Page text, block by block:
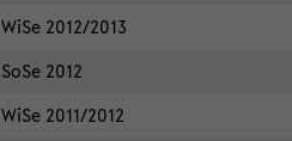
WiSe 2012/2013
SoSe 2012
WiSe 2011/2012